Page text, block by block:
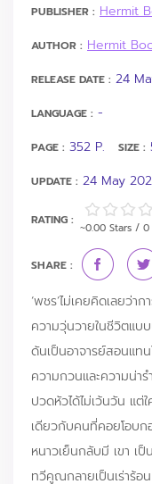
PUBLISHER : Hermit
AUTHOR : Hermit
RELEASE DATE : 24
LANGUAGE : -
PAGE : 352 P. SIZE :
UPDATE : 24 May
RATING :
~0.00 Stars / 0
SHARE :
‘พชร’ไม่เคยคิดเลยว่
ความวุ่นวายในชีวิตแ
ดันเป็นอาจารย์สอนแท
ความกวนและความน่า
ปวดหัวได้ไม่เว้นวัน แต่
เดียวกับคนที่คอยโอบก
หนาวเย็นกลับมี เขา
ทวีคูณกลายเป็นเร่าร้อ